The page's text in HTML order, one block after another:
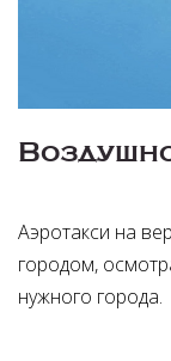
Аэротакси на
городом,
нужного города.